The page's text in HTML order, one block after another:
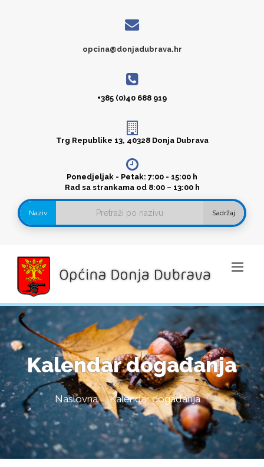
opcina@donjadubrava.hr
+385 (0)40 688 919
Trg Republike 13, 40328 Donja Dubrava
Ponedjeljak - Petak: 7:00 - 15:00 h
Rad sa strankama od 8:00 – 13:00 h
Naziv Sadržaj
Kalendar događanja
Naslovna Kalendar događanja